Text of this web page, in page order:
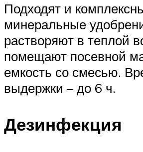
Подходят и
минеральные
растворяют в теплой
помещают посевной
емкость со смесью.
выдержки – до 6 ч.
Дезинфекция